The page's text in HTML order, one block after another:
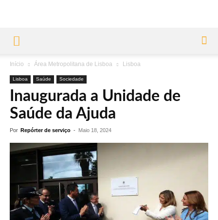
Início Área Metropolitana de Lisboa Lisboa
Lisboa Saúde Sociedade
Inaugurada a Unidade de
Saúde da Ajuda
Por Repórter de serviço - Maio 18, 2024